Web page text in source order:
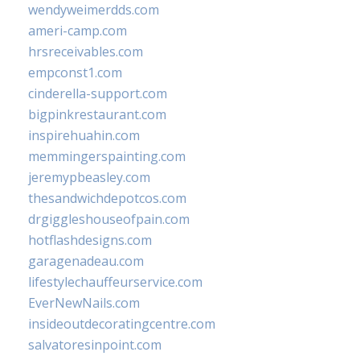
wendyweimerdds.com
ameri-camp.com
hrsreceivables.com
empconst1.com
cinderella-support.com
bigpinkrestaurant.com
inspirehuahin.com
memmingerspainting.com
jeremypbeasley.com
thesandwichdepotcos.com
drgiggleshouseofpain.com
hotflashdesigns.com
garagenadeau.com
lifestylechauffeurservice.com
EverNewNails.com
insideoutdecoratingcentre.com
salvatoresinpoint.com